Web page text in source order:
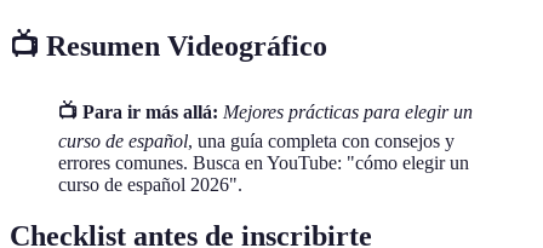
📺 Resumen Videográfico
📺 Para ir más allá: Mejores prácticas para elegir un
curso de español, una guía completa con consejos y
errores comunes. Busca en YouTube: "cómo elegir un
curso de español 2026".
Checklist antes de inscribirte